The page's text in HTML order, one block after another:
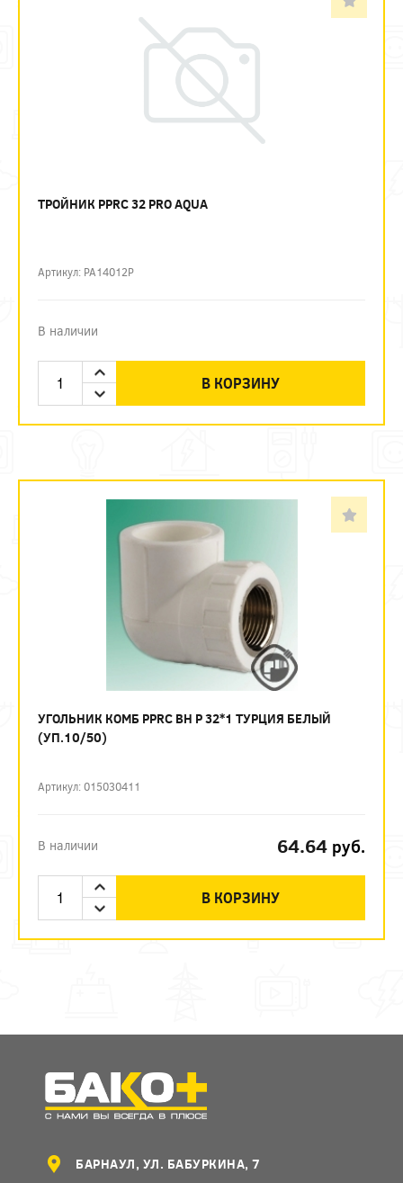
ТРОЙНИК PPRC 32 PRO AQUA
Артикул: PA14012P
В наличии
В КОРЗИНУ
УГОЛЬНИК КОМБ PPRC ВН Р 32*1 ТУРЦИЯ БЕЛЫЙ
(УП.10/50)
Артикул: 015030411
В наличии 64.64 руб.
В КОРЗИНУ
БАРНАУЛ, УЛ. БАБУРКИНА, 7